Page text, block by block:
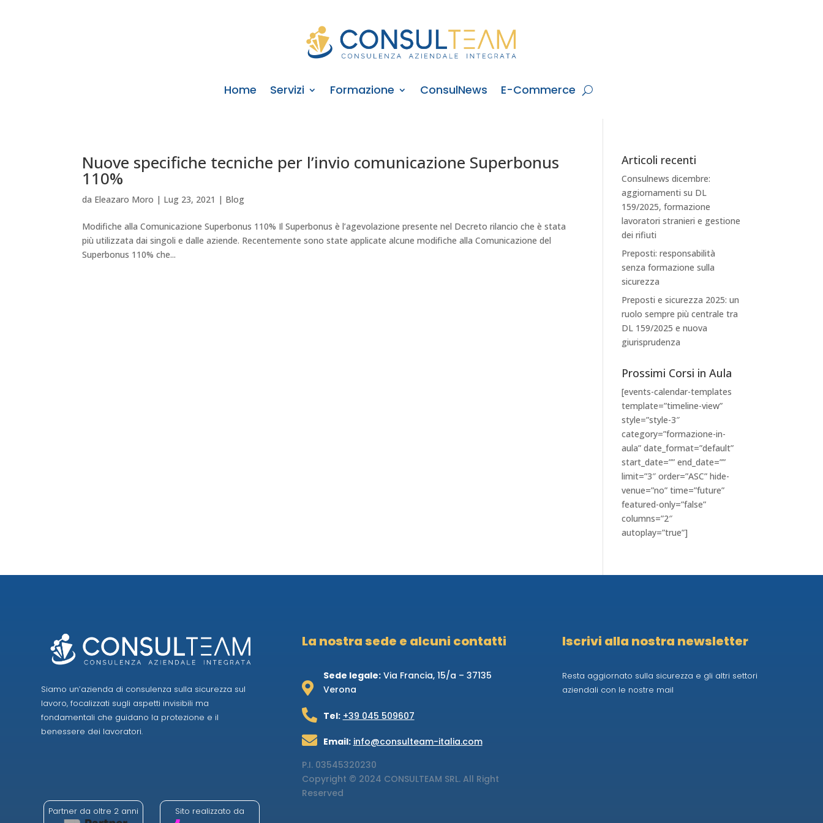
Home Servizi Formazione ConsulNews E-Commerce
Nuove specifiche tecniche per l’invio comunicazione Superbonus
110%
da Eleazaro Moro | Lug 23, 2021 | Blog
Modifiche alla Comunicazione Superbonus 110% Il Superbonus è l’agevolazione presente nel Decreto rilancio che è stata
più utilizzata dai singoli e dalle aziende. Recentemente sono state applicate alcune modifiche alla Comunicazione del
Superbonus 110% che...
Articoli recenti
Consulnews dicembre:
aggiornamenti su DL
159/2025, formazione
lavoratori stranieri e gestione
dei rifiuti
Preposti: responsabilità
senza formazione sulla
sicurezza
Preposti e sicurezza 2025: un
ruolo sempre più centrale tra
DL 159/2025 e nuova
giurisprudenza
Prossimi Corsi in Aula
[events-calendar-templates
template=”timeline-view”
style=”style-3″
category=”formazione-in-
aula” date_format=”default”
start_date=”” end_date=””
limit=”3″ order=”ASC” hide-
venue=”no” time=”future”
featured-only=”false”
columns=”2″
autoplay=”true”]
Siamo un’azienda di consulenza sulla sicurezza sul
lavoro, focalizzati sugli aspetti invisibili ma
fondamentali che guidano la protezione e il
benessere dei lavoratori.
La nostra sede e alcuni contatti
Sede legale:Via Francia, 15/a – 37135
Verona

Tel: +39 045 509607

Email: info@consulteam-italia.com

P.I. 03545320230
Copyright © 2024 CONSULTEAM SRL. All Right
Reserved
Iscrivi alla nostra newsletter
Resta aggiornato sulla sicurezza e gli altri settori
aziendali con le nostre mail
Partner da oltre 2 anni Sito realizzato da